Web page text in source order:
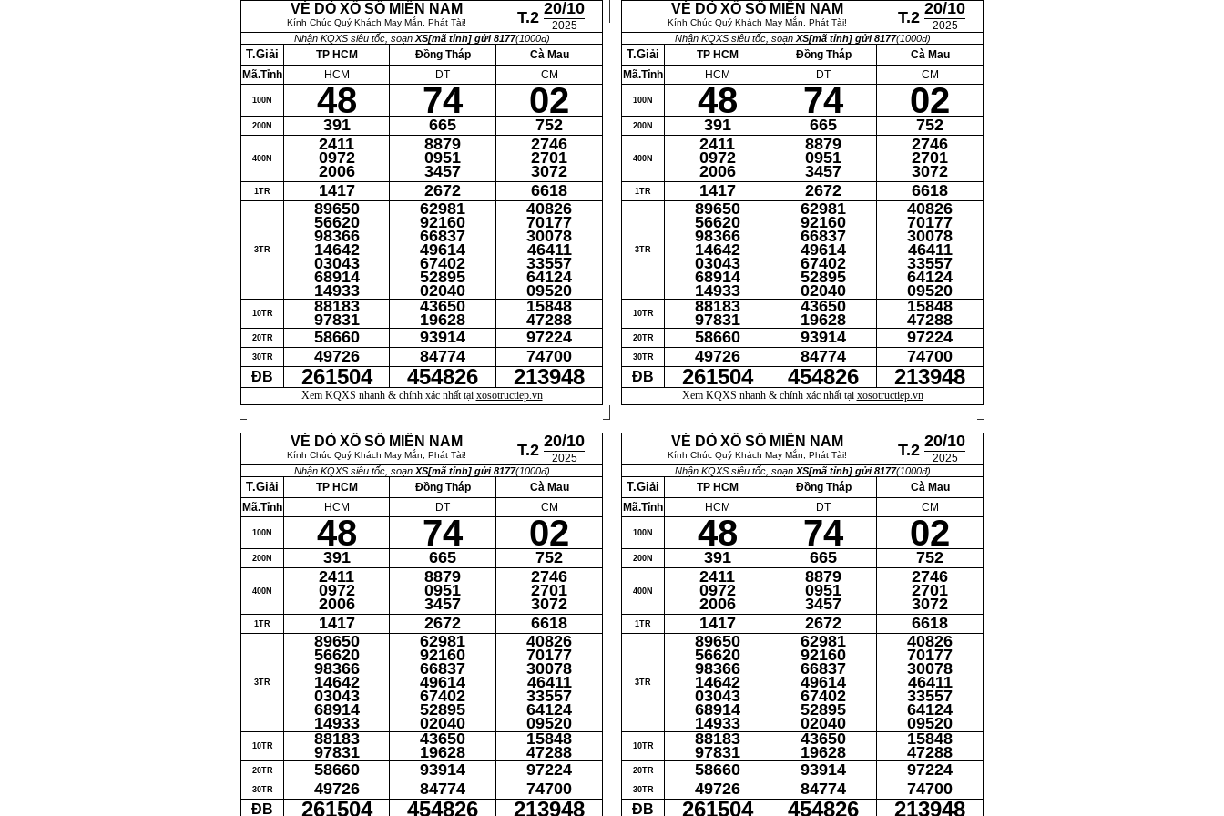
VÉ DÒ XỔ SỐ MIỀN NAM
Kính Chúc Quý Khách May Mắn, Phát Tài! T.2 20/10
2025
Nhận KQXS siêu tốc, soạn XS[mã tỉnh] gửi 8177(1000đ)
T.Giải
Mã.Tỉnh
100N
200N
400N
1TR
3TR
10TR
20TR
30TR
ĐB
TP HCM
HCM
48
391
2411
0972
2006
1417
89650
56620
98366
14642
03043
68914
14933
88183
97831
58660
49726
261504
Đồng Tháp
DT
74
665
8879
0951
3457
2672
62981
92160
66837
49614
67402
52895
02040
43650
19628
93914
84774
454826
Cà Mau
CM
02
752
2746
2701
3072
6618
40826
70177
30078
46411
33557
64124
09520
15848
47288
97224
74700
213948
Xem KQXS nhanh & chính xác nhất tại xosotructiep.vn
VÉ DÒ XỔ SỐ MIỀN NAM
Kính Chúc Quý Khách May Mắn, Phát Tài! T.2 20/10
2025
Nhận KQXS siêu tốc, soạn XS[mã tỉnh] gửi 8177(1000đ)
T.Giải
Mã.Tỉnh
100N
200N
400N
1TR
3TR
10TR
20TR
30TR
ĐB
TP HCM
HCM
48
391
2411
0972
2006
1417
89650
56620
98366
14642
03043
68914
14933
88183
97831
58660
49726
261504
Đồng Tháp
DT
74
665
8879
0951
3457
2672
62981
92160
66837
49614
67402
52895
02040
43650
19628
93914
84774
454826
Cà Mau
CM
02
752
2746
2701
3072
6618
40826
70177
30078
46411
33557
64124
09520
15848
47288
97224
74700
213948
Xem KQXS nhanh & chính xác nhất tại xosotructiep.vn
VÉ DÒ XỔ SỐ MIỀN NAM
Kính Chúc Quý Khách May Mắn, Phát Tài! T.2 20/10
2025
Nhận KQXS siêu tốc, soạn XS[mã tỉnh] gửi 8177(1000đ)
T.Giải
Mã.Tỉnh
100N
200N
400N
1TR
3TR
10TR
20TR
30TR
ĐB
TP HCM
HCM
48
391
2411
0972
2006
1417
89650
56620
98366
14642
03043
68914
14933
88183
97831
58660
49726
261504
Đồng Tháp
DT
74
665
8879
0951
3457
2672
62981
92160
66837
49614
67402
52895
02040
43650
19628
93914
84774
454826
Cà Mau
CM
02
752
2746
2701
3072
6618
40826
70177
30078
46411
33557
64124
09520
15848
47288
97224
74700
213948
VÉ DÒ XỔ SỐ MIỀN NAM
Kính Chúc Quý Khách May Mắn, Phát Tài! T.2 20/10
2025
Nhận KQXS siêu tốc, soạn XS[mã tỉnh] gửi 8177(1000đ)
T.Giải
Mã.Tỉnh
100N
200N
400N
1TR
3TR
10TR
20TR
30TR
ĐB
TP HCM
HCM
48
391
2411
0972
2006
1417
89650
56620
98366
14642
03043
68914
14933
88183
97831
58660
49726
261504
Đồng Tháp
DT
74
665
8879
0951
3457
2672
62981
92160
66837
49614
67402
52895
02040
43650
19628
93914
84774
454826
Cà Mau
CM
02
752
2746
2701
3072
6618
40826
70177
30078
46411
33557
64124
09520
15848
47288
97224
74700
213948